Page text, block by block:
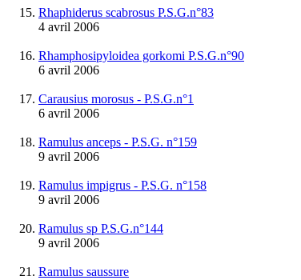
Rhaphiderus scabrosus P.S.G.n°83
4 avril 2006
Rhamphosipyloidea gorkomi P.S.G.n°90
6 avril 2006
Carausius morosus - P.S.G.n°1
6 avril 2006
Ramulus anceps - P.S.G. n°159
9 avril 2006
Ramulus impigrus - P.S.G. n°158
9 avril 2006
Ramulus sp P.S.G.n°144
9 avril 2006
Ramulus saussure